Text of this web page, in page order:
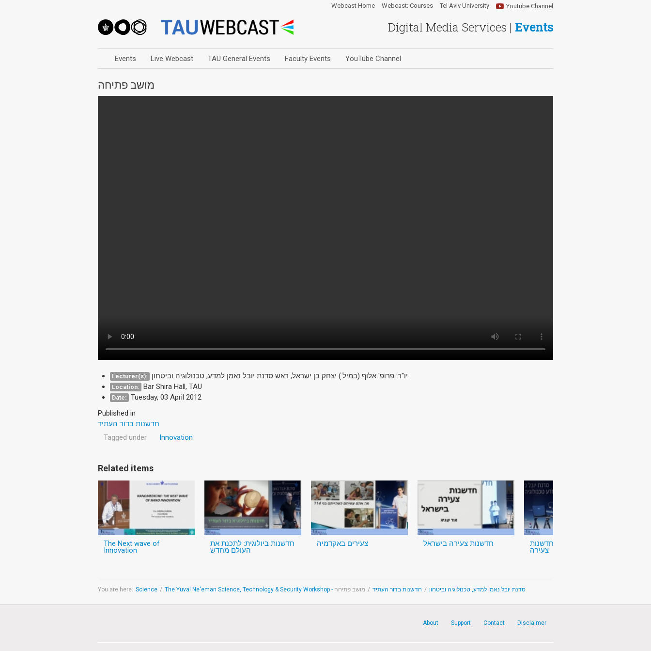
Digital Media Services | Events
Youtube Channel
Webcast Home Webcast: Courses Tel Aviv University
Events Live Webcast TAU General Events Faculty Events YouTube Channel
מושב פתיחה
Lecturer(s): יו"ר: פרופ' אלוף (במיל.) יצחק בן ישראל, ראש סדנת יובל נאמן למדע, טכנולוגיה וביטחון
Location: Bar Shira Hall, TAU
Date: Tuesday, 03 April 2012
Published in
חדשנות בדור העתיד
Tagged under
Innovation
Related items
The Next wave of
Innovation
חדשנות ביולוגית: לתכנת את
העולם מחדש
צעירים באקדמיה חדשנות צעירה בישראל מושב חמישי: חדשנות
צעירה
You are here: Science / The Yuval Ne'eman Science, Technology & Security Workshop - סדנת יובל נאמן למדע, טכנולוגיה וביטחון / חדשנות בדור העתיד / מושב פתיחה
About Support Contact Disclaimer